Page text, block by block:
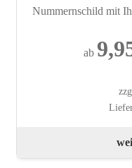
Nummernschild mit
ab